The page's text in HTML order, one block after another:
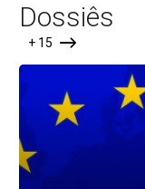
Dossiês
+ 15